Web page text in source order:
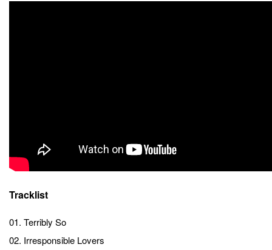
Tracklist
01. Terribly So
02. Irresponsible Lovers